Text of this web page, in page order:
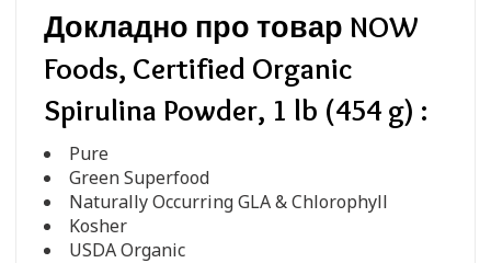
Докладно про товар NOW
Foods, Certified Organic
Spirulina Powder, 1 lb (454 g) :
Pure
Green Superfood
Naturally Occurring GLA & Chlorophyll
Kosher
USDA Organic